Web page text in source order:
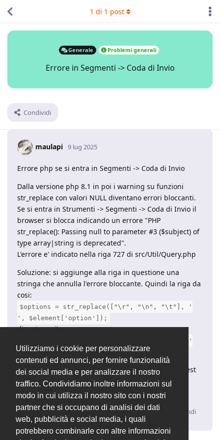
Utilizziamo i cookie per personalizzare
contenuti ed annunci, per fornire funzionalità
dei social media e per analizzare il nostro
traffico. Condividiamo inoltre informazioni sul
modo in cui utilizza il nostro sito con i nostri
partner che si occupano di analisi dei dati
web, pubblicità e social media, i quali
potrebbero combinarle con altre informazioni
Generale Problemi generali
Errore in Segmenti -> Coda di Invio
Condividi
1 di 1 post
maulapi 9 lug 2025
Errore php se si entra in Segmenti -> Coda di Invio
Dalla versione php 8.1 in poi i warning su funzioni
str_replace con valori NULL diventano errori bloccanti.
Se si entra in Strumenti -> Segmenti -> Coda di Invio il
browser si blocca indicando un errore "PHP
str_replace(): Passing null to parameter #3 ($subject) of
type array|string is deprecated".
L'errore e' indicato nella riga 727 di src/Util/Query.php
Soluzione: si aggiunge alla riga in questione una
stringa che annulla l'errore bloccante. Quindi la riga da
cosi:
$options = str_replace(["\r", "\n", "\t"], '
', $element['option']);
diventa cosi':
$options = str_replace(["\r", "\n", "\t"], '
', $element['option'] ?? '');
P.S. ho provato su GitHub ad inserire una Pull Request
ma non mi e' permesso in quanto non sono un
Collaboratore
Rispondi